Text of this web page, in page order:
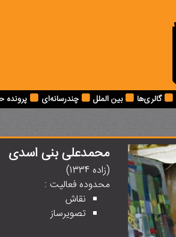
گالری‌ها بین الملل چندرسانه‌ای پرونده
محمدعلی بنی اسدی
(زاده 1334)
محدوده فعالیت :
نقاش
تصویرساز